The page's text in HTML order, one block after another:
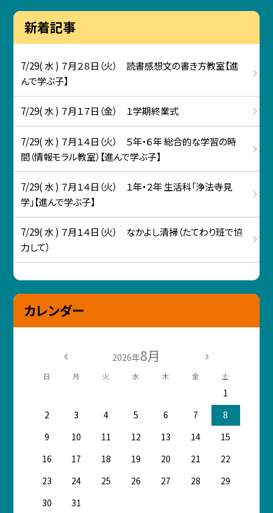
新着記事
7/29( 水 ) ７月２８日（火） 読書感想文の書き方教室【進
んで学ぶ子】
7/29( 水 ) ７月１７日（金） １学期終業式
7/29( 水 ) ７月１４日（火） ５年・６年 総合的な学習の時
間（情報モラル教室）【進んで学ぶ子】
7/29( 水 ) ７月１４日（火） １年・２年 生活科「浄法寺見
学」【進んで学ぶ子】
7/29( 水 ) ７月１４日（火） なかよし清掃（たてわり班で協
力して）
カレンダー
2026年8月
日 月 火 水 木 金 土
1
2
3 4 5 6 7
8
9
10 11 12 13 14
15
16
17 18 19 20 21
22
23
24 25 26 27 28
29
30
31